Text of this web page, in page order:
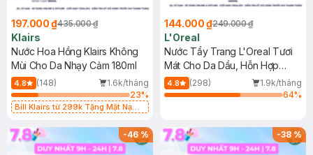
197.000 ₫435.000 ₫
Klairs
Nước Hoa Hồng Klairs Không
Mùi Cho Da Nhạy Cảm 180ml
4.8 (148)
1.6k/tháng
23%
Bill Klairs từ 299k Tặng Mặt Nạ
25ml (SL Có Hạn)
144.000 ₫249.000 ₫
L'Oreal
Nước Tẩy Trang L'Oreal Tươi
Mát Cho Da Dầu, Hỗn Hợp
400ml
4.8 (298)
1.9k/tháng
64%
-46% -38%